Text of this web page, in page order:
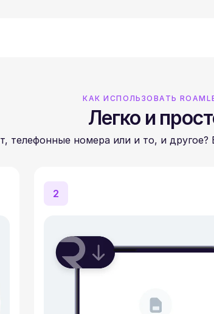
КАК ИСПОЛЬЗОВАТЬ
Легко и
телефонные номера или и то, и
2